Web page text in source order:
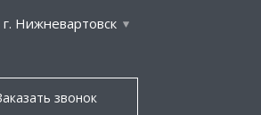
г. Нижневартовск
звонок